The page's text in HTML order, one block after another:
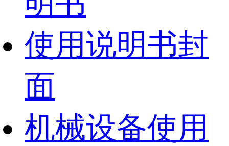
使用说明书封
面
机械设备使用